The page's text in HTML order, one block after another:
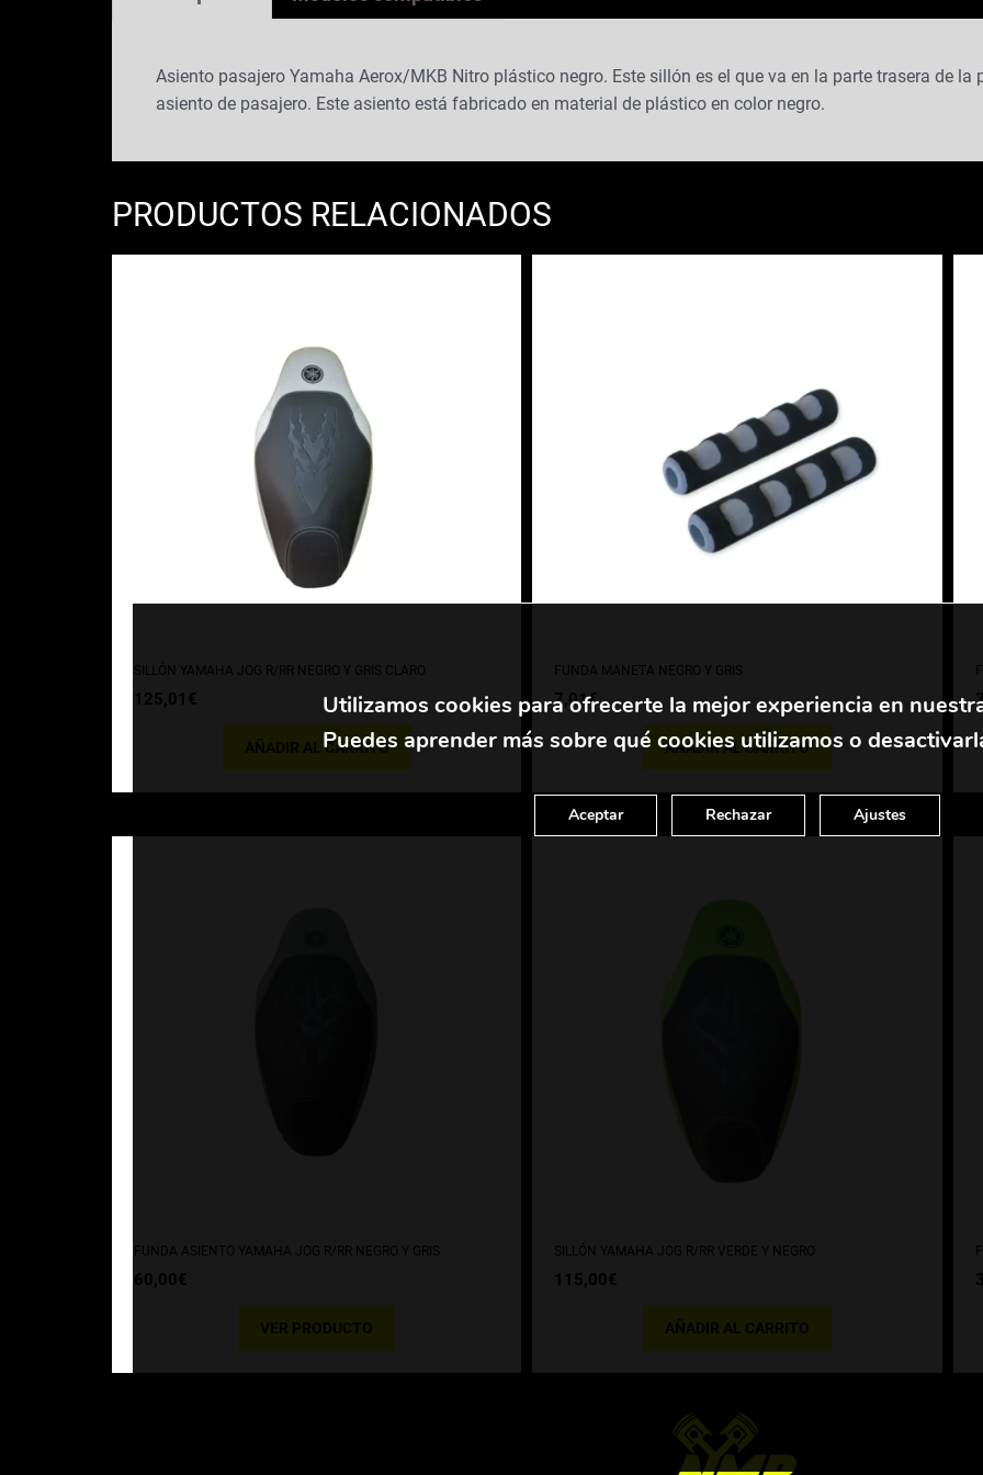
Asiento pasajero Yamaha Aerox/MKB Nitro plástico negro. Este sillón es el que va en la parte trasera de la
asiento de pasajero. Este asiento está fabricado en material de plástico en color negro.
PRODUCTOS RELACIONADOS
SILLÓN YAMAHA JOG R/RR NEGRO Y GRIS CLARO
125,01 €
AÑADIR AL CARRITO
FUNDA MANETA NEGRO Y GRIS
7,01€
AÑADIR AL CARRITO
FUNDA ASIENTO YAMAHA JOG R/RR NEGRO Y GRIS
60,00€
SILLÓN YAMAHA JOG R/RR VERDE Y NEGRO
115,00€
Utilizamos cookies para ofrecerte la mejor experiencia en
Puedes aprender más sobre qué cookies utilizamos o
Aceptar Rechazar Ajustes